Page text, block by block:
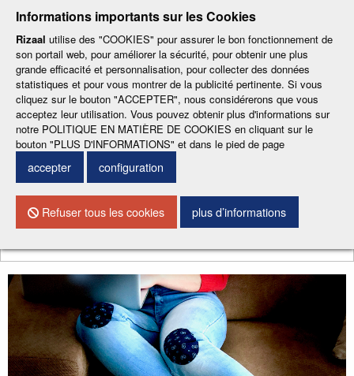
Informations importants sur les Cookies
Rizaal utilise des "COOKIES" pour assurer le bon fonctionnement de
son portail web, pour améliorer la sécurité, pour obtenir une plus
grande efficacité et personnalisation, pour collecter des données
statistiques et pour vous montrer de la publicité pertinente. Si vous
cliquez sur le bouton "ACCEPTER", nous considérerons que vous
acceptez leur utilisation. Vous pouvez obtenir plus d'informations sur
notre POLITIQUE EN MATIÈRE DE COOKIES en cliquant sur le
bouton "PLUS D'INFORMATIONS" et dans le pied de page
accepter configuration
Refuser tous les cookies plus d’informations
- ESP- ENG-CAT -FRA-DEU
CONTACTEZ NOUS
Menu
Chercher